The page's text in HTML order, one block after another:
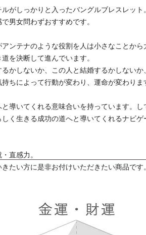
がしっかりと入ったバングルブレスレット。
男女問わずおすすめです。
ンテナのような役割を人は小さなことから
を決断して進んでいます。
かしないか、この人と結婚するかしない
ちによって行動が変わり、運命が変わりま
導いてくれる意味合いを持っています。
く生きる成功の道へと導いてくれるナビゲ
直感力。
たい方に是非お付けいただきたい商品です。